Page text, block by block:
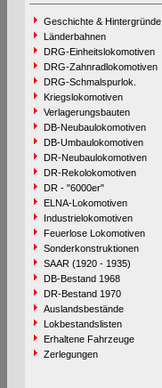
Geschichte & Hintergründe
Länderbahnen
DRG-Einheitslokomotiven
DRG-Zahnradlokomotiven
DRG-Schmalspurlok.
Kriegslokomotiven
Verlagerungsbauten
DB-Neubaulokomotiven
DB-Umbaulokomotiven
DR-Neubaulokomotiven
DR-Rekolokomotiven
DR - "6000er"
ELNA-Lokomotiven
Industrielokomotiven
Feuerlose Lokomotiven
Sonderkonstruktionen
SAAR (1920 - 1935)
DB-Bestand 1968
DR-Bestand 1970
Auslandsbestände
Lokbestandslisten
Erhaltene Fahrzeuge
Zerlegungen